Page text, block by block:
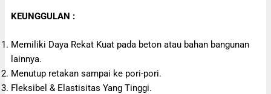
KEUNGGULAN :
Memiliki Daya Rekat Kuat pada beton atau bahan bangunan
lainnya.
Menutup retakan sampai ke pori-pori.
Fleksibel & Elastisitas Yang Tinggi.